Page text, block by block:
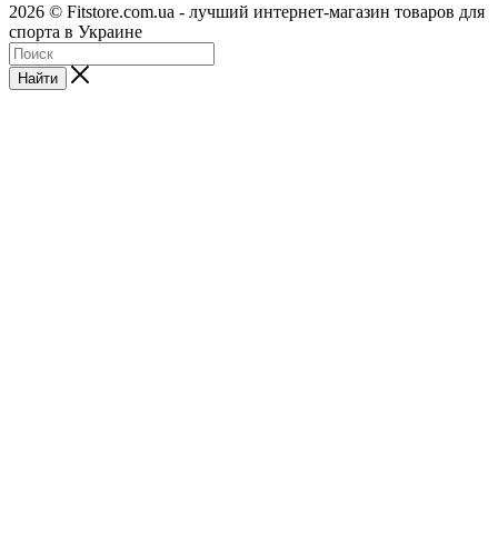
2026 © Fitstore.com.ua - лучший интернет-магазин товаров для
спорта в Украине
Найти